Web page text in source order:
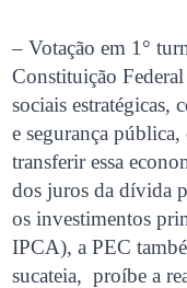
– Votação em 1°
Constituição
sociais estratégicas,
e segurança
transferir essa
dos juros da dívida
os investimentos
IPCA), a PEC
sucateia, proíbe a